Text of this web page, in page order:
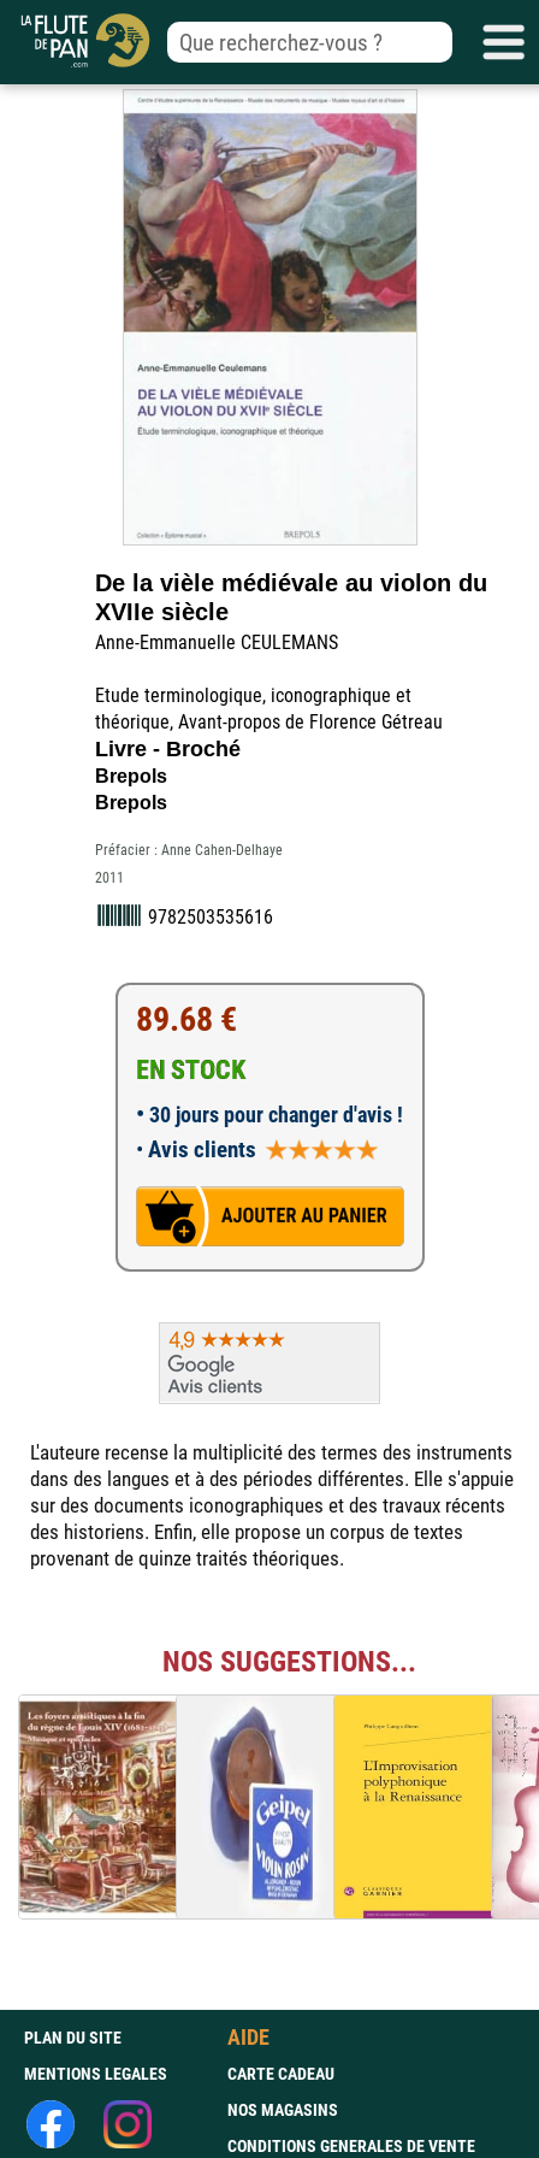
De la vièle médiévale au violon du
XVIIe siècle
Anne-Emmanuelle CEULEMANS
Etude terminologique, iconographique et
théorique, Avant-propos de Florence Gétreau
Livre - Broché
Brepols
Brepols
Préfacier : Anne Cahen-Delhaye
2011
9782503535616
89.68 €
EN STOCK
• 30 jours pour changer d'avis !
• Avis clients
L'auteure recense la multiplicité des termes des instruments
dans des langues et à des périodes différentes. Elle s'appuie
sur des documents iconographiques et des travaux récents
des historiens. Enfin, elle propose un corpus de textes
provenant de quinze traités théoriques.
NOS SUGGESTIONS...
PLAN DU SITE
MENTIONS LEGALES
AIDE
CARTE CADEAU
NOS MAGASINS
CONDITIONS GENERALES DE VENTE